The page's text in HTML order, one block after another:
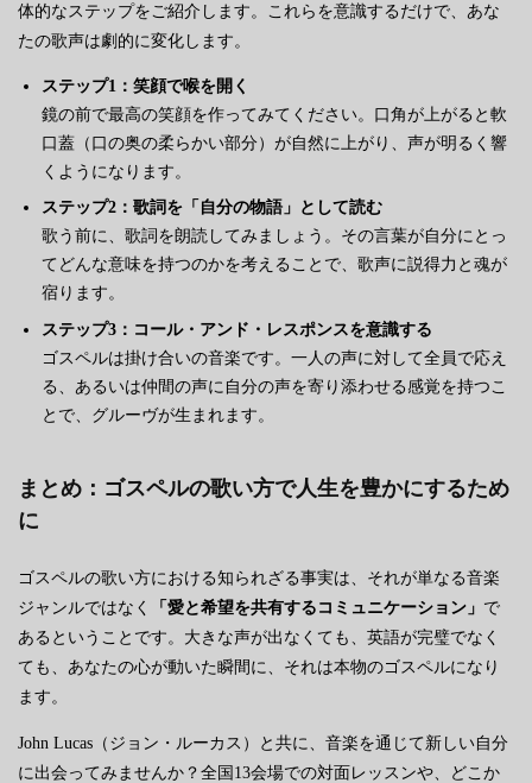
体的なステップをご紹介します。これらを意識するだけで、あな
たの歌声は劇的に変化します。
ステップ1：笑顔で喉を開く
鏡の前で最高の笑顔を作ってみてください。口角が上がると軟
口蓋（口の奥の柔らかい部分）が自然に上がり、声が明るく響
くようになります。
ステップ2：歌詞を「自分の物語」として読む
歌う前に、歌詞を朗読してみましょう。その言葉が自分にとっ
てどんな意味を持つのかを考えることで、歌声に説得力と魂が
宿ります。
ステップ3：コール・アンド・レスポンスを意識する
ゴスペルは掛け合いの音楽です。一人の声に対して全員で応え
る、あるいは仲間の声に自分の声を寄り添わせる感覚を持つこ
とで、グルーヴが生まれます。
まとめ：ゴスペルの歌い方で人生を豊かにするため
に
ゴスペルの歌い方における知られざる事実は、それが単なる音楽
ジャンルではなく
「愛と希望を共有するコミュニケーション」 で
あるということです。大きな声が出なくても、英語が完璧でなく
ても、あなたの心が動いた瞬間に、それは本物のゴスペルになり
ます。
John Lucas（ジョン・ルーカス）と共に、音楽を通じて新しい自分
に出会ってみませんか？全国13会場での対面レッスンや、どこか